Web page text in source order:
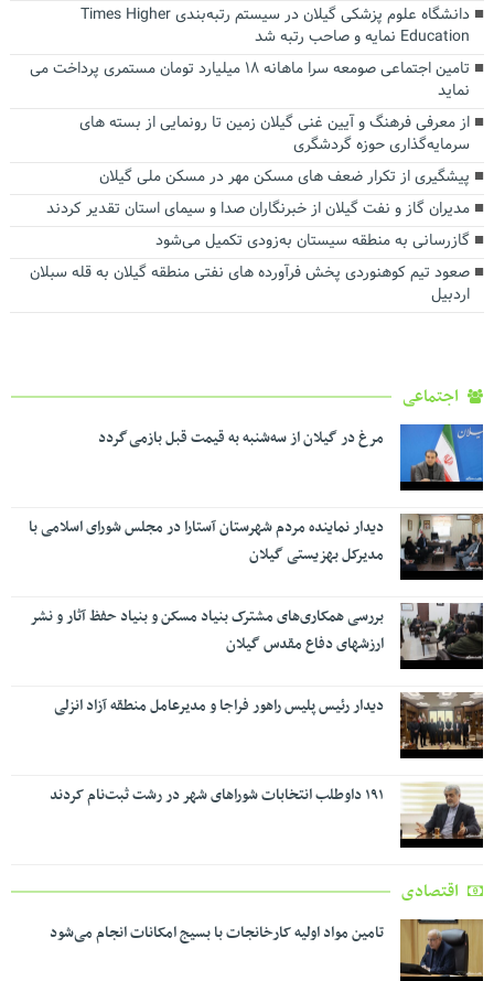
دانشگاه علوم پزشکی گیلان در سیستم رتبه‌بندی Times Higher
Education نمایه و صاحب رتبه شد
تامین اجتماعی صومعه سرا ماهانه ۱۸ میلیارد تومان مستمری پرداخت می
نماید
از معرفی فرهنگ و آیین غنی گیلان زمین تا رونمایی از بسته های
سرمایه‌گذاری حوزه گردشگری
پیشگیری از تکرار ضعف های مسکن مهر در مسکن ملی گیلان
مدیران گاز و نفت گیلان از خبرنگاران صدا و سیمای استان تقدیر کردند
گازرسانی به‌ منطقه سیستان به‌زودی تکمیل می‌شود
صعود تیم کوهنوردی پخش فرآورده های نفتی منطقه گیلان به قله سبلان
اردبیل
اجتماعی
مرغ در گیلان از سه‌شنبه به قیمت قبل بازمی گردد
دیدار نماینده مردم شهرستان آستارا در مجلس شورای اسلامی با
مدیرکل بهزیستی گیلان
بررسی همکاری‌های مشترک بنیاد مسکن و بنیاد حفظ آثار و نشر
ارزشهای دفاع مقدس گیلان
دیدار رئیس پلیس راهور فراجا و مدیرعامل منطقه آزاد انزلی
۱۹۱ داوطلب انتخابات شوراهای شهر در رشت ثبت‌نام کردند
اقتصادی
تامین مواد اولیه کارخانجات با بسیج امکانات انجام می‌شود